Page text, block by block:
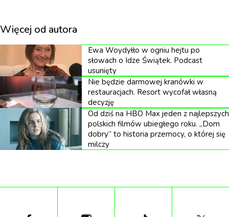
Z kolei Stephen Graham wygrał nagrodę dla
najlepszego aktora pierwszoplanowego za rolę ojca
Jamie'ego i był to jego pierwszy triumf na BAFTA
po siedmiu wcześniejszych nominacjach, podczas
których przychodził z pustymi rękami za „Help”,
„Time” i „This Is England '90”.
Pozostali wygrani
Więcej od autora
Ewa Woydyłło w ogniu hejtu po
słowach o Idze Świątek. Podcast
usunięty
Nie będzie darmowej kranówki w
restauracjach. Resort wycofał własną
decyzję
Od dziś na HBO Max jeden z najlepszych
polskich filmów ubiegłego roku. „Dom
dobry” to historia przemocy, o której się
milczy